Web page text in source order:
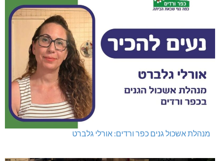
מנהלת אשכול גנים כפר ורדים: אורלי גלברט